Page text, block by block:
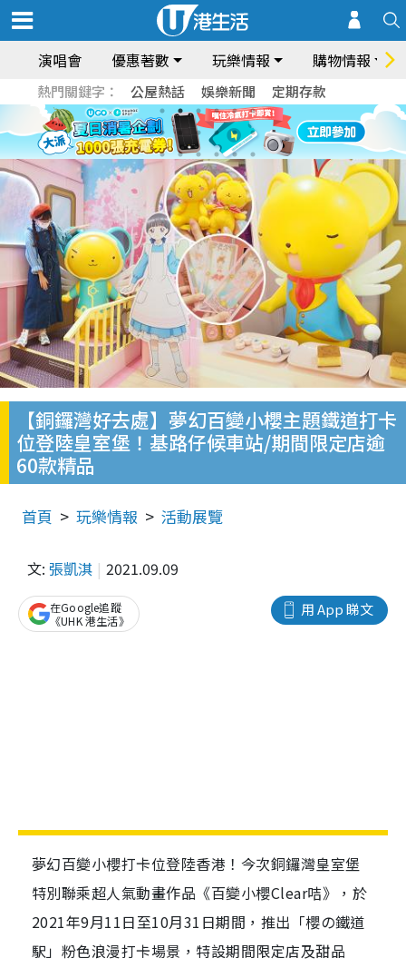
演唱會 優惠著數 玩樂情報 購物情報
熱門關鍵字： 公屋熱話 娛樂新聞 定期存款
【銅鑼灣好去處】夢幻百變小櫻主題鐵道打卡
位登陸皇室堡！基路仔候車站/期間限定店逾
60款精品
首頁 玩樂情報 活動展覽
文: 張凱淇 2021.09.09
用 App 睇文
在Google追蹤
《UHK 港生活》
夢幻百變小櫻打卡位登陸香港！今次銅鑼灣皇室堡
特別聯乘超人氣動畫作品《百變小櫻Clear咭》，於
2021年9月11日至10月31日期間，推出「櫻の鐵道
駅」粉色浪漫打卡場景，特設期間限定店及甜品